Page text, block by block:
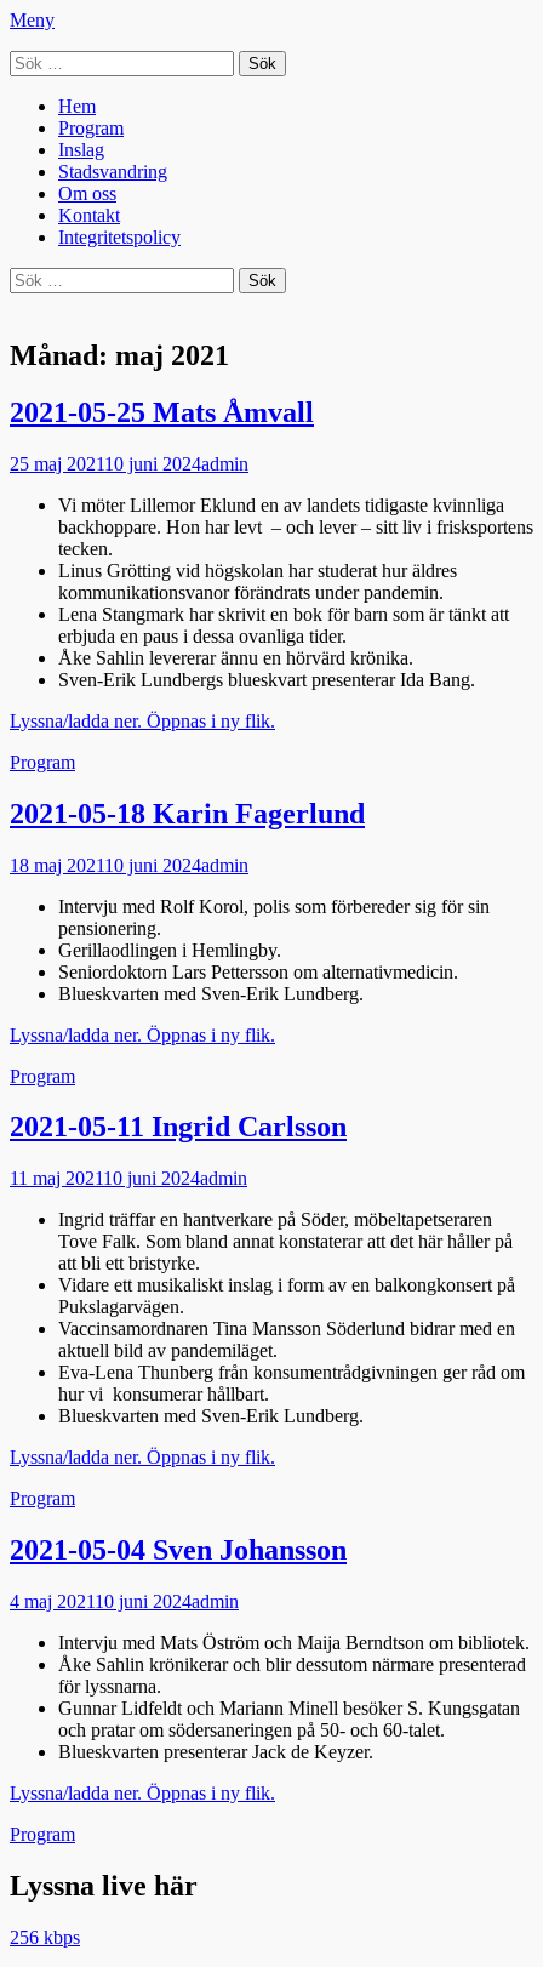
Meny
Seniorradion
Sök
efter:
Primär
meny
Hoppa
innehåll
Hem
Program
Inslag
Stadsvandring
Om oss
Kontakt
Integritetspolicy
Sök
Sök
efter:
Månad: maj 2021
2021-05-25 Mats Åmvall
Publicerad
25 maj 202110 juni 2024Författare
admin
Vi möter Lillemor Eklund en av landets tidigaste kvinnliga
backhoppare. Hon har levt – och lever – sitt liv i frisksportens
tecken.
Linus Grötting vid högskolan har studerat hur äldres
kommunikationsvanor förändrats under pandemin.
Lena Stangmark har skrivit en bok för barn som är tänkt att
erbjuda en paus i dessa ovanliga tider.
Åke Sahlin levererar ännu en hörvärd krönika.
Sven-Erik Lundbergs blueskvart presenterar Ida Bang.
Lyssna/ladda ner. Öppnas i ny flik.
Kategorier
Program
2021-05-18 Karin Fagerlund
Publicerad
18 maj 202110 juni 2024Författare
admin
Intervju med Rolf Korol, polis som förbereder sig för sin
pensionering.
Gerillaodlingen i Hemlingby.
Seniordoktorn Lars Pettersson om alternativmedicin.
Blueskvarten med Sven-Erik Lundberg.
Lyssna/ladda ner. Öppnas i ny flik.
Kategorier
Program
2021-05-11 Ingrid Carlsson
Publicerad
11 maj 202110 juni 2024Författare
admin
Ingrid träffar en hantverkare på Söder, möbeltapetseraren
Tove Falk. Som bland annat konstaterar att det här håller på
att bli ett bristyrke.
Vidare ett musikaliskt inslag i form av en balkongkonsert på
Pukslagarvägen.
Vaccinsamordnaren Tina Mansson Söderlund bidrar med en
aktuell bild av pandemiläget.
Eva-Lena Thunberg från konsumentrådgivningen ger råd om
hur vi konsumerar hållbart.
Blueskvarten med Sven-Erik Lundberg.
Lyssna/ladda ner. Öppnas i ny flik.
Kategorier
Program
2021-05-04 Sven Johansson
Publicerad
4 maj 202110 juni 2024Författare
admin
Intervju med Mats Öström och Maija Berndtson om bibliotek.
Åke Sahlin krönikerar och blir dessutom närmare presenterad
för lyssnarna.
Gunnar Lidfeldt och Mariann Minell besöker S. Kungsgatan
och pratar om södersaneringen på 50- och 60-talet.
Blueskvarten presenterar Jack de Keyzer.
Lyssna/ladda ner. Öppnas i ny flik.
Kategorier
Program
Lyssna live här
256 kbps